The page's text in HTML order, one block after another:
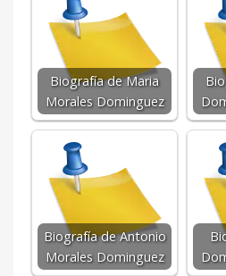
Biografía de Maria
Morales Dominguez
Biografía de Antonio
Morales Dominguez